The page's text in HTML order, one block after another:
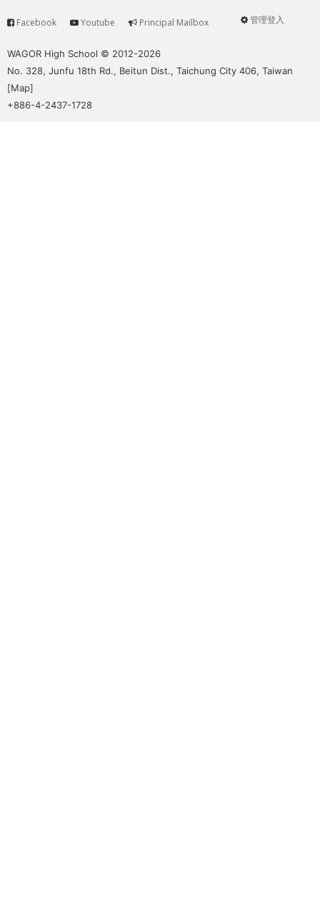
User
管理登入
Service
Facebook Youtube Principal Mailbox
WAGOR High School © 2012-2026
No. 328, Junfu 18th Rd., Beitun Dist., Taichung City 406, Taiwan
[Map]
+886-4-2437-1728